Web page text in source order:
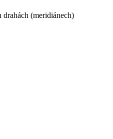
(meridiánech)